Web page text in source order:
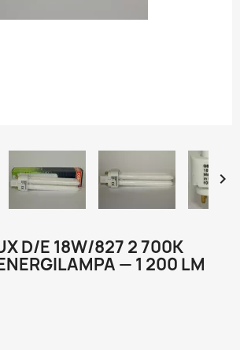

D/E 18W/827 2 700K
— 1 200 LM